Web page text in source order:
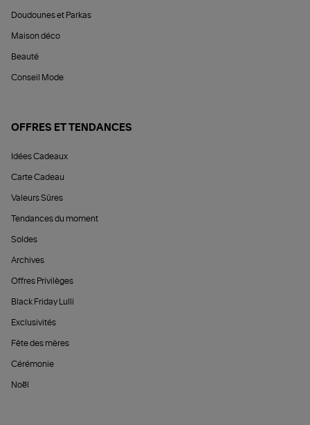
Doudounes et Parkas
Maison déco
Beauté
Conseil Mode
OFFRES ET TENDANCES
Idées Cadeaux
Carte Cadeau
Valeurs Sûres
Tendances du moment
Soldes
Archives
Offres Privilèges
Black Friday Lulli
Exclusivités
Fête des mères
Cérémonie
Noël